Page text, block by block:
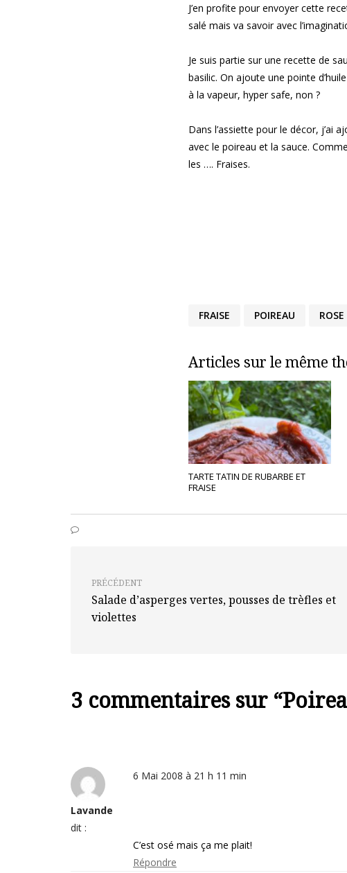
J’en profite pour envoyer cette
salé mais va savoir avec
Je suis partie sur une recette de
basilic. On ajoute une pointe
à la vapeur, hyper safe, non ?
Dans l’assiette pour le décor, j’ai
avec le poireau et la sauce.
les …. Fraises.
FRAISE POIREAU ROSE
Articles sur le même
TARTE TATIN DE RUBARBE ET
FRAISE
PRÉCÉDENT
Salade d’asperges vertes, pousses de trèfles et
violettes
3 commentaires sur “
Lavande
dit :
6 Mai 2008 à 21 h 11 min
C’est osé mais ça me plait!
Répondre